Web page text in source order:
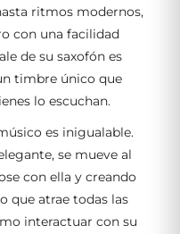
ritmos modernos,
con una facilidad
de su saxofón es
timbre único que
lo escuchan.
es inigualable.
se mueve al
con ella y creando
que atrae todas las
interactuar con su